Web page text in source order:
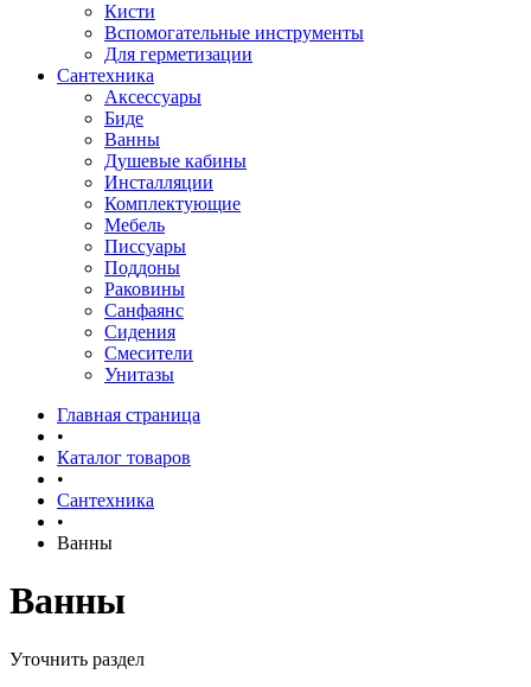
Кисти
Вспомогательные инструменты
Для герметизации
Сантехника
Аксессуары
Биде
Ванны
Душевые кабины
Инсталляции
Комплектующие
Мебель
Писсуары
Поддоны
Раковины
Санфаянс
Сидения
Смесители
Унитазы
Главная страница
•
Каталог товаров
•
Сантехника
•
Ванны
Ванны
Уточнить раздел